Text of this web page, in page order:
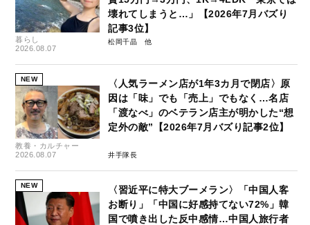
暮らし
2026.08.07
壊れてしまうと…」【2026年7月バズり
記事3位】
松岡千晶
NEW
教養・カルチャー
2026.08.07
〈人気ラーメン店が1年3カ月で閉店〉原
因は「味」でも「売上」でもなく…名店
「渡なべ」のベテラン店主が明かした“想
定外の敵”【2026年7月バズり記事2位】
井手隊長
NEW
〈習近平に特大ブーメラン〉「中国人客
お断り」「中国に好感持てない72%」韓
国で噴き出した反中感情…中国人旅行者